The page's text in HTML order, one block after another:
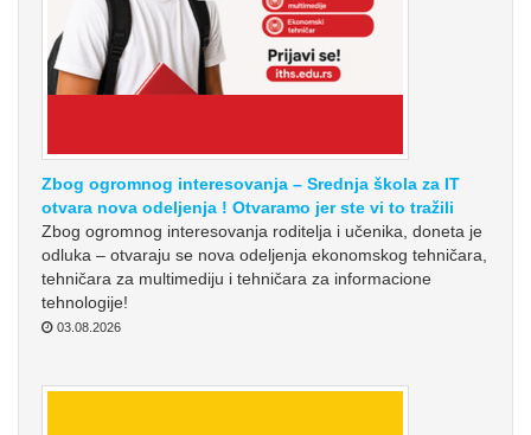
Zbog ogromnog interesovanja – Srednja škola za IT
otvara nova odeljenja ! Otvaramo jer ste vi to tražili
Zbog ogromnog interesovanja roditelja i učenika, doneta je
odluka – otvaraju se nova odeljenja ekonomskog tehničara,
tehničara za multimediju i tehničara za informacione
tehnologije!
03.08.2026